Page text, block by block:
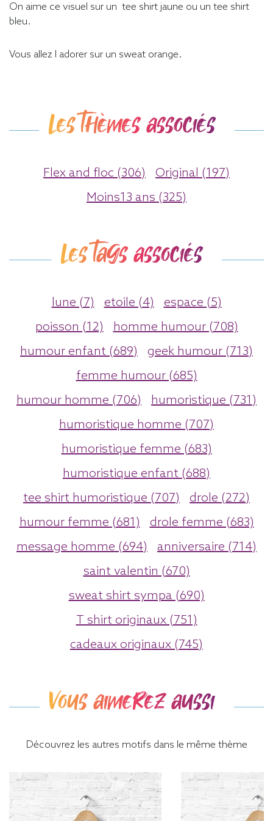
On aime ce visuel sur un tee shirt jaune ou un tee shirt
bleu.
Vous allez l adorer sur un sweat orange.
Les thèmes associés
Flex and floc (306)
Original (197)
Moins13 ans (325)
Les tags associés
lune (7) etoile (4)
espace (5)
poisson (12)
homme humour (708)
humour enfant (689)
geek humour (713)
femme humour (685)
humour homme (706)
humoristique (731)
humoristique homme (707)
humoristique femme (683)
humoristique enfant (688)
tee shirt humoristique (707)
drole (272)
humour femme (681)
drole femme (683)
message homme (694)
anniversaire (714)
saint valentin (670)
sweat shirt sympa (690)
T shirt originaux (751)
cadeaux originaux (745)
Vous aimerez aussi
Découvrez les autres motifs dans le même thème